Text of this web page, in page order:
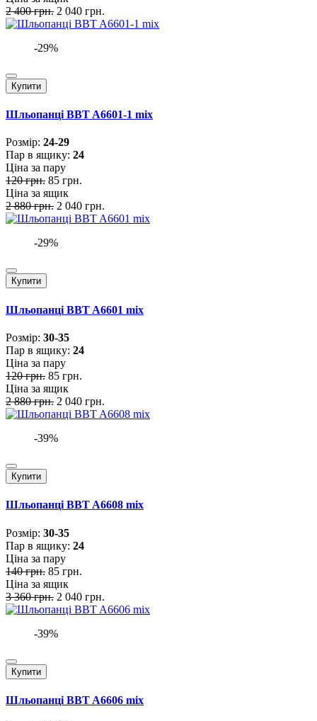
2 400 грн. 2 040 грн.
-29%
Купити
Шльопанці BBT A6601-1 mix
Розмiр: 24-29
Пар в ящику: 24
Ціна за пару
120 грн. 85 грн.
Ціна за ящик
2 880 грн. 2 040 грн.
-29%
Купити
Шльопанці BBT A6601 mix
Розмiр: 30-35
Пар в ящику: 24
Ціна за пару
120 грн. 85 грн.
Ціна за ящик
2 880 грн. 2 040 грн.
-39%
Купити
Шльопанці BBT A6608 mix
Розмiр: 30-35
Пар в ящику: 24
Ціна за пару
140 грн. 85 грн.
Ціна за ящик
3 360 грн. 2 040 грн.
-39%
Купити
Шльопанці BBT A6606 mix